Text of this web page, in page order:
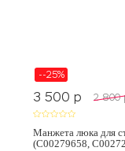
--25%
3 500 p 2 800
Манжета люка для
(C00279658,